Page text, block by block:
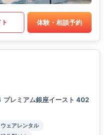
体験・相談予約
プレミアム銀座イースト 402
ウェアレンタル